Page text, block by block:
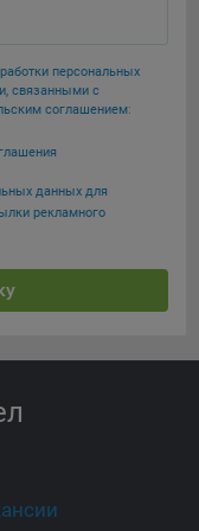
персональных
связанными с
соглашением:
данных для
рекламного